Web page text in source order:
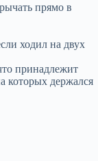
прямо в
ходил на двух
принадлежит
которых держался